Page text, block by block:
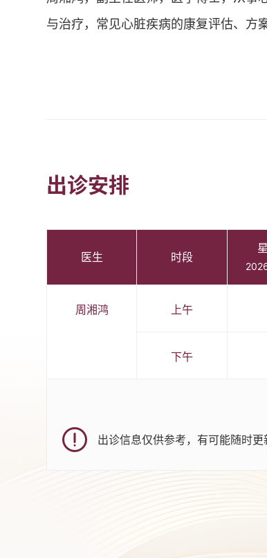
与治疗，常见心脏疾病的康复评估、方
出诊安排
医生 时段
周湘鸿 上午
下午
出诊信息仅供参考，有可能随时更